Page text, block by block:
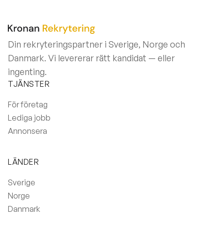
Din rekryteringspartner i Sverige, Norge och
Danmark. Vi levererar rätt kandidat — eller
ingenting.
TJÄNSTER
För företag
Lediga jobb
Annonsera
LÄNDER
Sverige
Norge
Danmark